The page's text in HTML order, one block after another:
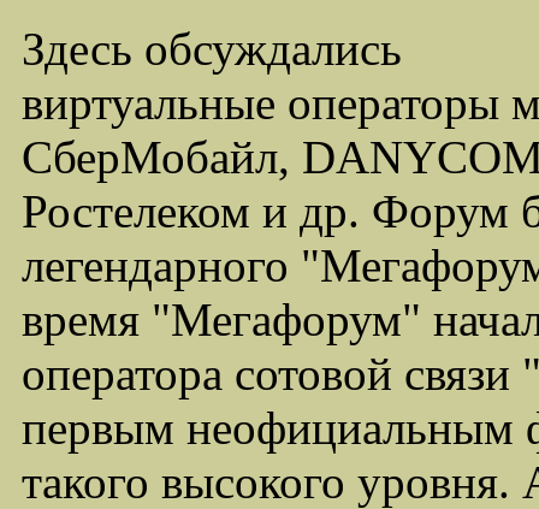
Здесь обсуждались
виртуальные операторы
СберМобайл,
Ростелеком и др. Форум
легендарного
время "Мегафорум"
оператора сотовой
первым неофициальным
такого высокого